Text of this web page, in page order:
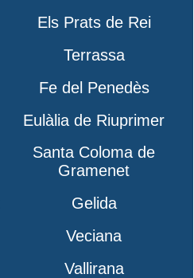
Els Prats de Rei
Terrassa
Fe del Penedès
Eulàlia de Riuprimer
Santa Coloma de
Gramenet
Gelida
Veciana
Vallirana